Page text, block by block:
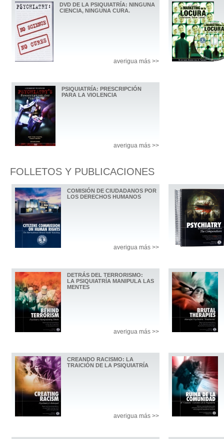
DVD DE LA PSIQUIATRÍA: NINGUNA
CIENCIA, NINGUNA CURA.
averigua más >>
PSIQUIATRÍA: PRESCRIPCIÓN
PARA LA VIOLENCIA
averigua más >>
FOLLETOS Y PUBLICACIONES
COMISIÓN DE CIUDADANOS POR
LOS DERECHOS HUMANOS
averigua más >>
DETRÁS DEL TERRORISMO:
LA PSIQUIATRÍA MANIPULA LAS
MENTES
averigua más >>
CREANDO RACISMO: LA
TRAICIÓN DE LA PSIQUIATRÍA
averigua más >>